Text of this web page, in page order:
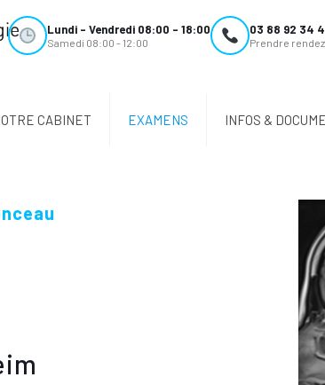
Lundi - Vendredi 08:00 - 18:00
Samedi 08:00 - 12:00
03 88 92 34
Prendre
CABINET EXAMENS INFOS &